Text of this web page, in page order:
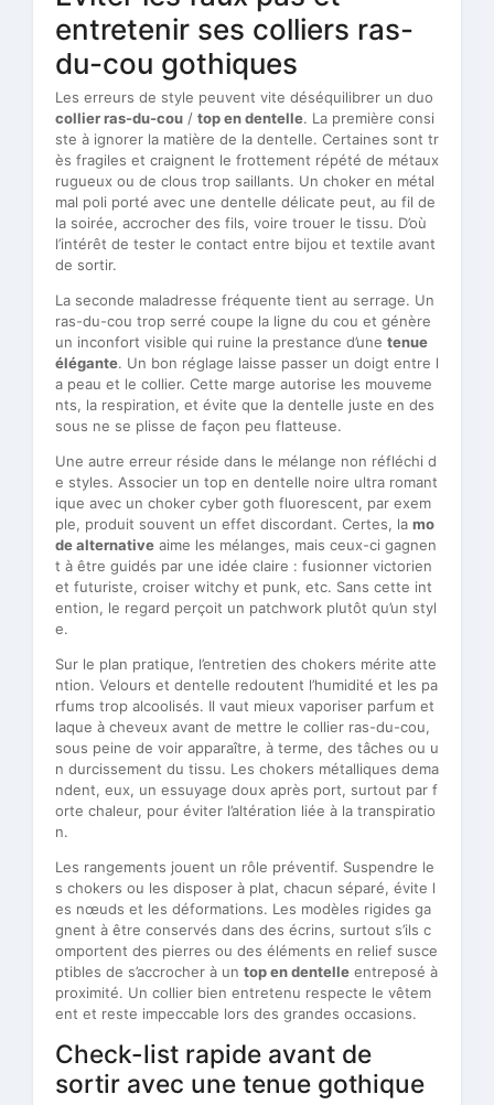
entretenir ses colliers ras-
du-cou gothiques
Les erreurs de style peuvent vite déséquilibrer un duo
collier ras-du-cou / top en dentelle. La première consi
ste à ignorer la matière de la dentelle. Certaines sont tr
ès fragiles et craignent le frottement répété de métaux
rugueux ou de clous trop saillants. Un choker en métal
mal poli porté avec une dentelle délicate peut, au fil de
la soirée, accrocher des fils, voire trouer le tissu. D’où
l’intérêt de tester le contact entre bijou et textile avant
de sortir.
La seconde maladresse fréquente tient au serrage. Un
ras-du-cou trop serré coupe la ligne du cou et génère
un inconfort visible qui ruine la prestance d’une tenue
élégante. Un bon réglage laisse passer un doigt entre l
a peau et le collier. Cette marge autorise les mouveme
nts, la respiration, et évite que la dentelle juste en des
sous ne se plisse de façon peu flatteuse.
Une autre erreur réside dans le mélange non réfléchi d
e styles. Associer un top en dentelle noire ultra romant
ique avec un choker cyber goth fluorescent, par exem
ple, produit souvent un effet discordant. Certes, la mo
de alternative aime les mélanges, mais ceux-ci gagnen
t à être guidés par une idée claire : fusionner victorien
et futuriste, croiser witchy et punk, etc. Sans cette int
ention, le regard perçoit un patchwork plutôt qu’un styl
e.
Sur le plan pratique, l’entretien des chokers mérite atte
ntion. Velours et dentelle redoutent l’humidité et les pa
rfums trop alcoolisés. Il vaut mieux vaporiser parfum et
laque à cheveux avant de mettre le collier ras-du-cou,
sous peine de voir apparaître, à terme, des tâches ou u
n durcissement du tissu. Les chokers métalliques dema
ndent, eux, un essuyage doux après port, surtout par f
orte chaleur, pour éviter l’altération liée à la transpiratio
n.
Les rangements jouent un rôle préventif. Suspendre le
s chokers ou les disposer à plat, chacun séparé, évite l
es nœuds et les déformations. Les modèles rigides ga
gnent à être conservés dans des écrins, surtout s’ils c
omportent des pierres ou des éléments en relief susce
ptibles de s’accrocher à un top en dentelle entreposé à
proximité. Un collier bien entretenu respecte le vêtem
ent et reste impeccable lors des grandes occasions.
Check-list rapide avant de
sortir avec une tenue gothique